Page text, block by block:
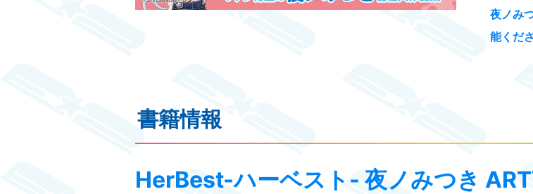
夜ノみ
能くだ
書籍情報
HerBest-ハーベスト- 夜ノみつき